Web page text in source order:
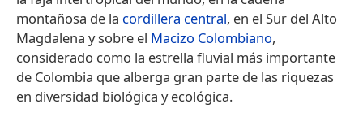
montañosa de la cordillera central, en el Sur del Alto
Magdalena y sobre el Macizo Colombiano,
considerado como la estrella fluvial más importante
de Colombia que alberga gran parte de las riquezas
en diversidad biológica y ecológica.